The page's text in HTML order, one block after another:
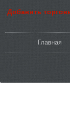
Добавить
Главная